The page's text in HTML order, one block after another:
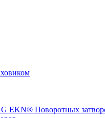
EKN® Поворотных